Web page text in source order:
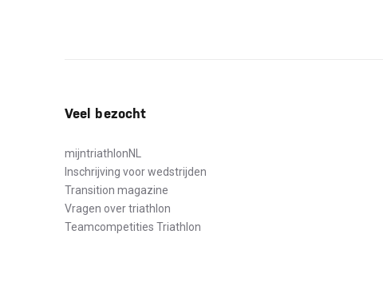
Veel bezocht
mijntriathlonNL
Inschrijving voor wedstrijden
Transition magazine
Vragen over triathlon
Teamcompetities Triathlon